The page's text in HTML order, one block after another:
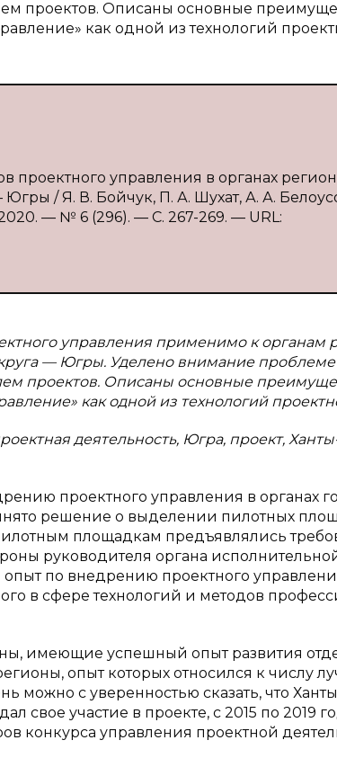
проектов. Описаны основные
как одной из технологий
проектного управления в органах
/ Я. В. Бойчук, П. А. Шухат, А. А.
— № 6 (296). — С. 267-269. — URL:
управления применимо к органам
— Югры. Уделено внимание проблеме
проектов. Описаны основные
как одной из технологий
деятельность, Югра, проект,
проектного управления в органах
решение о выделении пилотных
площадкам предъявлялись
руководителя органа
по внедрению проектного
в сфере технологий и методов
имеющие успешный опыт развития
опыт которых относился к числу
можно с уверенностью сказать, что
свое участие в проекте, с 2015 по 2019
конкурса управления проектной